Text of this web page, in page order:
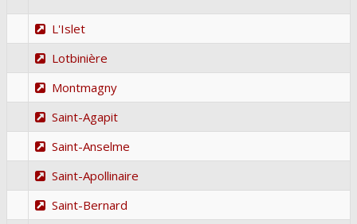
L'Islet
Lotbinière
Montmagny
Saint-Agapit
Saint-Anselme
Saint-Apollinaire
Saint-Bernard